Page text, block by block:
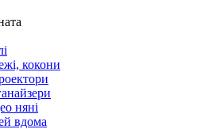
кокони
няні
вдома